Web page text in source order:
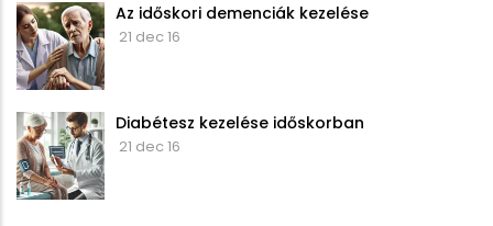
Az időskori demenciák kezelése
21 dec 16
Diabétesz kezelése időskorban
21 dec 16